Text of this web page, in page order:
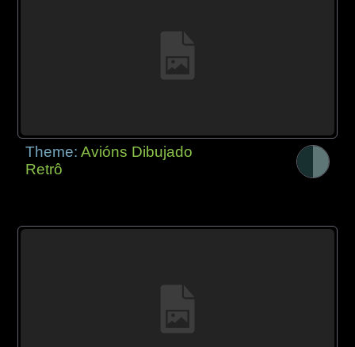
Theme:Avións Dibujado
Retrô